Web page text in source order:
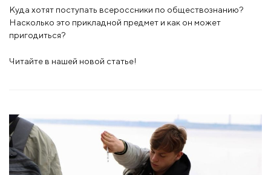
Куда хотят поступать всероссники по обществознанию?
Насколько это прикладной предмет и как он может
пригодиться?
Читайте в нашей новой статье!